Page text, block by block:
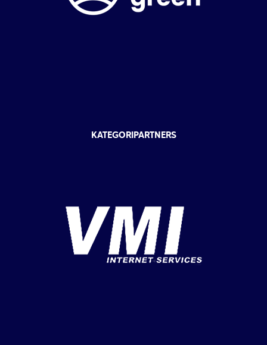
KATEGORIPARTNERS